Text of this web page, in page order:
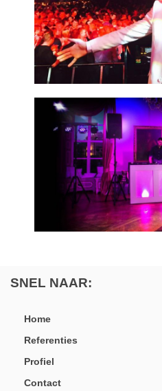
SNEL NAAR:
Home
Referenties
Profiel
Contact